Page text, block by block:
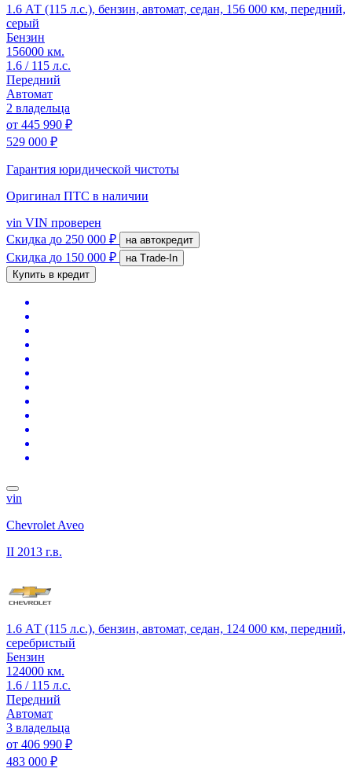
1.6 АТ (115 л.с.), бензин, автомат, седан, 156 000 км, передний,
серый
Бензин
156000 км.
1.6 / 115 л.с.
Передний
Автомат
2 владельца
от 445 990 ₽
529 000 ₽
Гарантия юридической чистоты
Оригинал ПТС в наличии
vin VIN проверен
Скидка до 250 000 ₽ на автокредит
Скидка до 150 000 ₽
на Trade-In
Купить в кредит
vin
Chevrolet Aveo
II 2013 г.в.
1.6 АТ (115 л.с.), бензин, автомат, седан, 124 000 км, передний,
серебристый
Бензин
124000 км.
1.6 / 115 л.с.
Передний
Автомат
3 владельца
от 406 990 ₽
483 000 ₽